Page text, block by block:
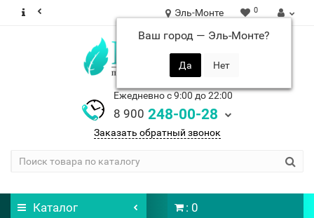
Эль-Монте
Ваш город — Эль-Монте?
0
Ежедневно с 9:00 до 22:00
8 900 248-00-28
Заказать обратный звонок
Каталог : 0